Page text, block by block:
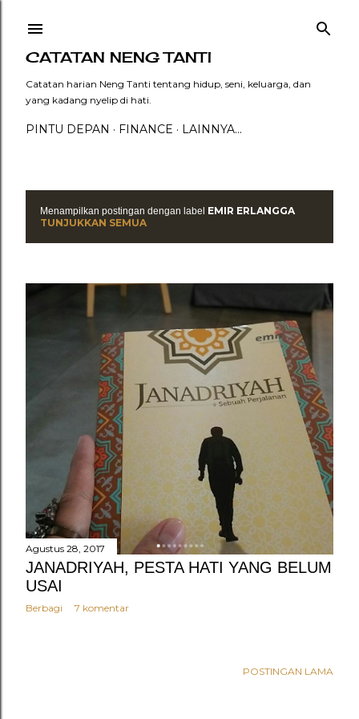
CATATAN NENG TANTI
Catatan harian Neng Tanti tentang hidup, seni, keluarga, dan
yang kadang nyelip di hati.
PINTU DEPAN FINANCE LAINNYA…
P
o
s
t
n
Menampilkan postingan dengan label EMIR ERLANGGA
TUNJUKKAN SEMUA
Agustus 28, 2017
JANADRIYAH, PESTA HATI YANG BELUM
USAI
Berbagi 7 komentar
POSTINGAN LAMA